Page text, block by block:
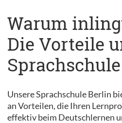
Warum
Die Vorteile
Sprachschule
Unsere Sprachschule Berlin
an Vorteilen, die Ihren
effektiv beim Deutschlernen